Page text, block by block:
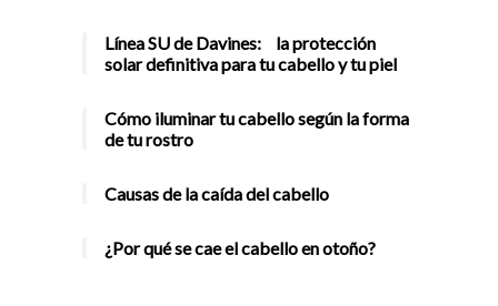
Línea SU de Davines: la protección
solar definitiva para tu cabello y tu piel
Cómo iluminar tu cabello según la forma
de tu rostro
Causas de la caída del cabello
¿Por qué se cae el cabello en otoño?